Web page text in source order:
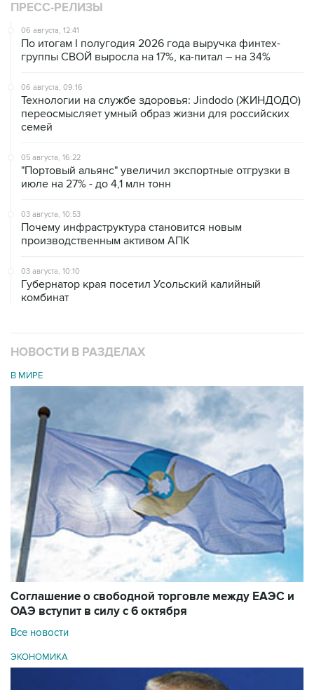
ПРЕСС-РЕЛИЗЫ
06 августа, 12:41
По итогам I полугодия 2026 года выручка финтех-
группы СВОЙ выросла на 17%, ка-питал – на 34%
06 августа, 09:16
Технологии на службе здоровья: Jindodo (ЖИНДОДО)
переосмысляет умный образ жизни для российских
семей
05 августа, 16:22
"Портовый альянс" увеличил экспортные отгрузки в
июле на 27% - до 4,1 млн тонн
03 августа, 10:53
Почему инфраструктура становится новым
производственным активом АПК
03 августа, 10:10
Губернатор края посетил Усольский калийный
комбинат
НОВОСТИ В РАЗДЕЛАХ
В МИРЕ
Соглашение о свободной торговле между ЕАЭС и
ОАЭ вступит в силу с 6 октября
Все новости
ЭКОНОМИКА